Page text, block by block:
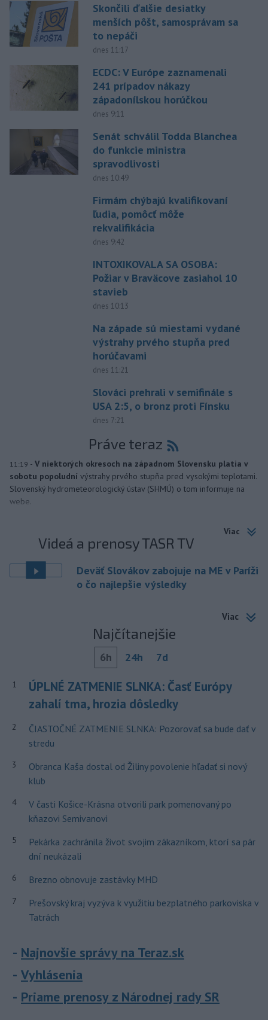
Skončili ďalšie desiatky
menších pôšt, samosprávam sa
to nepáči
dnes 11:17
ECDC: V Európe zaznamenali
241 prípadov nákazy
západonílskou horúčkou
dnes 9:11
Senát schválil Todda Blanchea
do funkcie ministra
spravodlivosti
dnes 10:49
Firmám chýbajú kvalifikovaní
ľudia, pomôcť môže
rekvalifikácia
dnes 9:42
INTOXIKOVALA SA OSOBA:
Požiar v Braväcove zasiahol 10
stavieb
dnes 10:13
Na západe sú miestami vydané
výstrahy prvého stupňa pred
horúčavami
dnes 11:21
Slováci prehrali v semifinále s
USA 2:5, o bronz proti Fínsku
dnes 7:21
Práve teraz
11:19 - V niektorých okresoch na západnom Slovensku platia v
sobotu popoludní výstrahy prvého stupňa pred vysokými teplotami.
Slovenský hydrometeorologický ústav (SHMÚ) o tom informuje na
webe.
Viac
Videá a prenosy TASR TV
Deväť Slovákov zabojuje na ME v Paríži
o čo najlepšie výsledky
Viac
Najčítanejšie
6h 24h 7d
1
ÚPLNÉ ZATMENIE SLNKA: Časť Európy
zahalí tma, hrozia dôsledky
2
ČIASTOČNÉ ZATMENIE SLNKA: Pozorovať sa bude dať v
stredu
3
Obranca Kaša dostal od Žiliny povolenie hľadať si nový
klub
4
V časti Košice-Krásna otvorili park pomenovaný po
kňazovi Semivanovi
5
Pekárka zachránila život svojim zákazníkom, ktorí sa pár
dní neukázali
6 Brezno obnovuje zastávky MHD
7
Prešovský kraj vyzýva k využitiu bezplatného parkoviska v
Tatrách
Najnovšie správy na Teraz.sk
Vyhlásenia
Priame prenosy z Národnej rady SR